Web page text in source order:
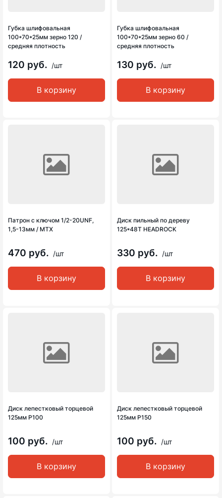
Губка шлифовальная
100*70*25мм зерно 120 /
средняя плотность
120 руб. /шт
В корзину
Губка шлифовальная
100*70*25мм зерно 60 /
средняя плотность
130 руб. /шт
В корзину
Патрон с ключом 1/2-20UNF,
1,5-13мм / MTX
470 руб. /шт
В корзину
Диск пильный по дереву
125*48Т HEADROCK
330 руб. /шт
В корзину
Диск лепестковый торцевой
125мм Р100
100 руб. /шт
В корзину
Диск лепестковый торцевой
125мм Р150
100 руб. /шт
В корзину